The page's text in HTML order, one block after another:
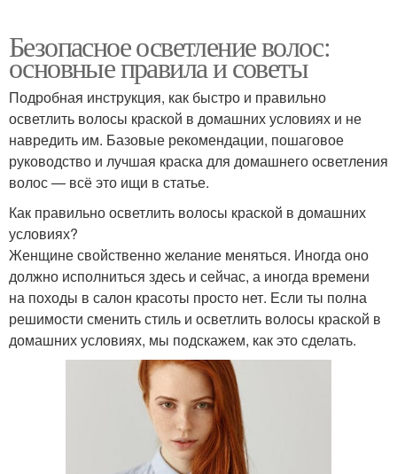
Безопасное осветление волос:
основные правила и советы
Подробная инструкция, как быстро и правильно
осветлить волосы краской в домашних условиях и не
навредить им. Базовые рекомендации, пошаговое
руководство и лучшая краска для домашнего осветления
волос — всё это ищи в статье.
Как правильно осветлить волосы краской в домашних
условиях?
Женщине свойственно желание меняться. Иногда оно
должно исполниться здесь и сейчас, а иногда времени
на походы в салон красоты просто нет. Если ты полна
решимости сменить стиль и осветлить волосы краской в
домашних условиях, мы подскажем, как это сделать.